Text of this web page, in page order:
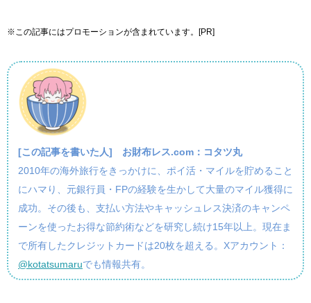
※この記事にはプロモーションが含まれています。[PR]
[この記事を書いた人] お財布レス.com：コタツ丸
2010年の海外旅行をきっかけに、ポイ活・マイルを貯めること
にハマり、元銀行員・FPの経験を生かして大量のマイル獲得に
成功。その後も、支払い方法やキャッシュレス決済のキャンペ
ーンを使ったお得な節約術などを研究し続け15年以上。現在ま
で所有したクレジットカードは20枚を超える。Xアカウント：
@kotatsumaruでも情報共有。